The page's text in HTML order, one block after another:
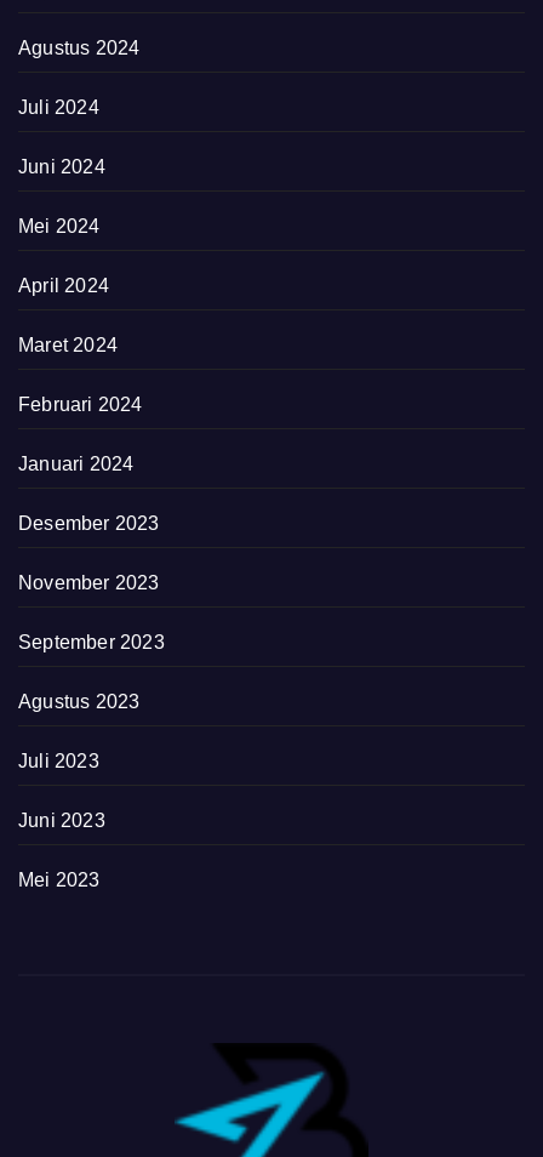
Agustus 2024
Juli 2024
Juni 2024
Mei 2024
April 2024
Maret 2024
Februari 2024
Januari 2024
Desember 2023
November 2023
September 2023
Agustus 2023
Juli 2023
Juni 2023
Mei 2023